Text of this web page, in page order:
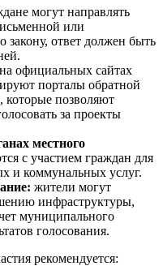
могут направлять
или
закону, ответ должен быть
на официальных сайтах
порталы обратной
которые позволяют
за проекты
местного
с участием граждан для
и коммунальных услуг.
жители могут
инфраструктуры,
муниципального
голосования.
рекомендуется: